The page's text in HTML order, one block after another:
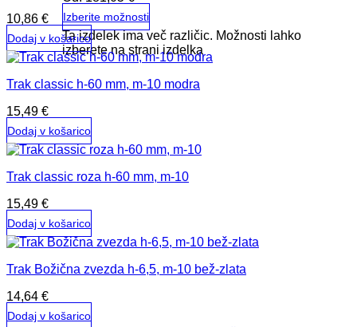
Izberite možnosti
Ta izdelek ima več različic. Možnosti lahko
izberete na strani izdelka
10,86 €
Dodaj v košarico
Trak classic h-60 mm, m-10 modra
15,49 €
Dodaj v košarico
Trak classic roza h-60 mm, m-10
15,49 €
Dodaj v košarico
Trak Božična zvezda h-6,5, m-10 bež-zlata
14,64 €
Dodaj v košarico